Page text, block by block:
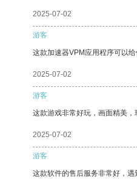
2025-07-02
游客
这款加速器VPM应用程序可以
2025-07-02
游客
这款游戏非常好玩，画面精美，
2025-07-02
游客
这款软件的售后服务非常好，遇